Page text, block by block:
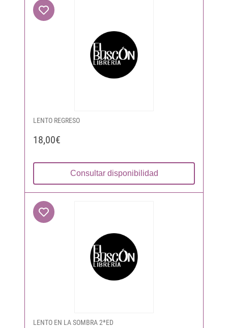
LENTO REGRESO
18,00€
Consultar disponibilidad
LENTO EN LA SOMBRA 2ªED